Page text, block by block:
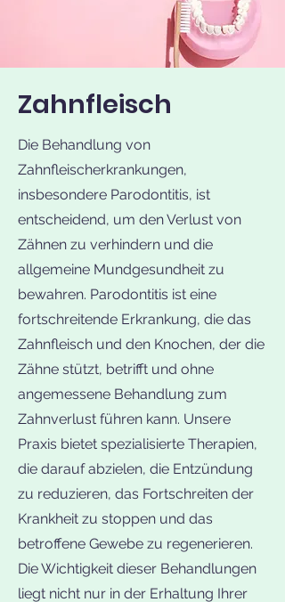
Zahnfleisch
Die Behandlung von
Zahnfleischerkrankungen,
insbesondere Parodontitis, ist
entscheidend, um den Verlust von
Zähnen zu verhindern und die
allgemeine Mundgesundheit zu
bewahren. Parodontitis ist eine
fortschreitende Erkrankung, die das
Zahnfleisch und den Knochen, der die
Zähne stützt, betrifft und ohne
angemessene Behandlung zum
Zahnverlust führen kann. Unsere
Praxis bietet spezialisierte Therapien,
die darauf abzielen, die Entzündung
zu reduzieren, das Fortschreiten der
Krankheit zu stoppen und das
betroffene Gewebe zu regenerieren.
Die Wichtigkeit dieser Behandlungen
liegt nicht nur in der Erhaltung Ihrer